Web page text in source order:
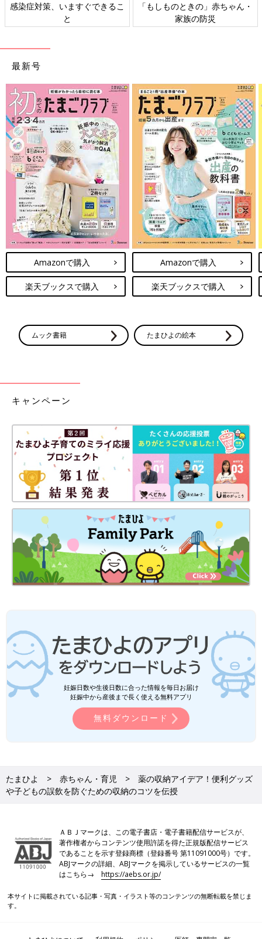
ん・
日本外来小児科学会リーフレッ
六星占術 細木かおりさん
相談
最新号
Amazonで購入
楽天ブックスで購入
Amazonで購入
楽天ブックスで購入
ムック書籍 たまひよの絵本
キャンペーン
妊娠日数や生後日数に合った情報を毎日お届け
妊娠中から産後まで長く使える無料アプリ
無料ダウンロード
たまひよ 赤ちゃん・育児
薬の収納アイデア！便利グッズ
や子どもの誤飲を防ぐための収納のコツを伝授
ＡＢＪマークは、この電子書店・電子書籍配信サービスが、
著作権者からコンテンツ使用許諾を得た正規版配信サービス
であることを示す登録商標（登録番号 第11091000号）です。
ABJマークの詳細、ABJマークを掲示しているサービスの一覧
はこちら→https://aebs.or.jp/
本サイトに掲載されている記事・写真・イラスト等のコンテンツの無断転載を禁じま
す。